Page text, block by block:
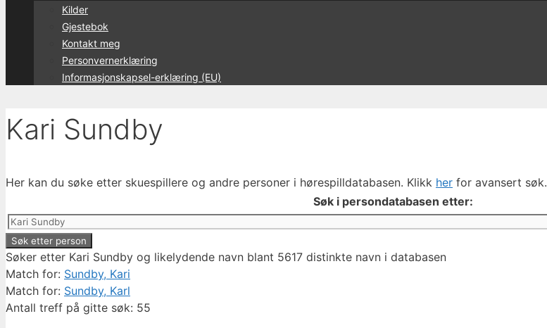
Kilder
Gjestebok
Kontakt meg
Personvernerklæring
Informasjonskapsel-erklæring (EU)
Kari Sundby
Her kan du søke etter skuespillere og andre personer i hørespilldatabasen. Klikk her for avansert søk.
Søk i persondatabasen etter:
Søker etter Kari Sundby og likelydende navn blant 5617 distinkte navn i databasen
Match for: Sundby, Kari
Match for: Sundby, Karl
Antall treff på gitte søk: 55